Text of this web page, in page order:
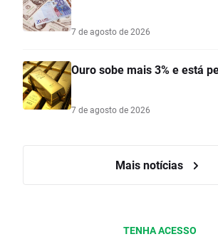
7 de agosto de 2026
Ouro sobe mais 3% e está
7 de agosto de 2026
Mais notícias
TENHA ACESSO